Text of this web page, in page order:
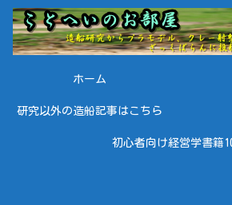
ホーム
研究以外の造船記事はこちら
初心者向け経営学書籍